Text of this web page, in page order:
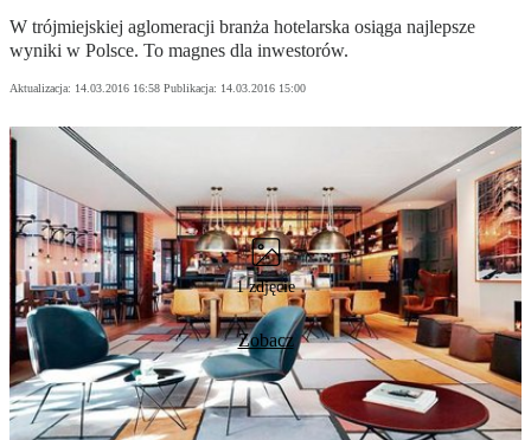
W trójmiejskiej aglomeracji branża hotelarska osiąga najlepsze
wyniki w Polsce. To magnes dla inwestorów.
Aktualizacja: 14.03.2016 16:58 Publikacja: 14.03.2016 15:00
1 zdjęcie
Zobacz